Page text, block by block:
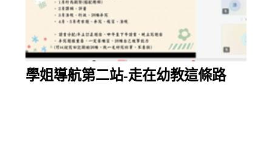
學姐導航第二站-走在幼教這條路